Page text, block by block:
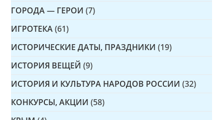
ГОРОДА — ГЕРОИ (7)
ИГРОТЕКА (61)
ИСТОРИЧЕСКИЕ ДАТЫ, ПРАЗДНИКИ (19)
ИСТОРИЯ ВЕЩЕЙ (9)
ИСТОРИЯ И КУЛЬТУРА НАРОДОВ РОССИИ (32)
КОНКУРСЫ, АКЦИИ (58)